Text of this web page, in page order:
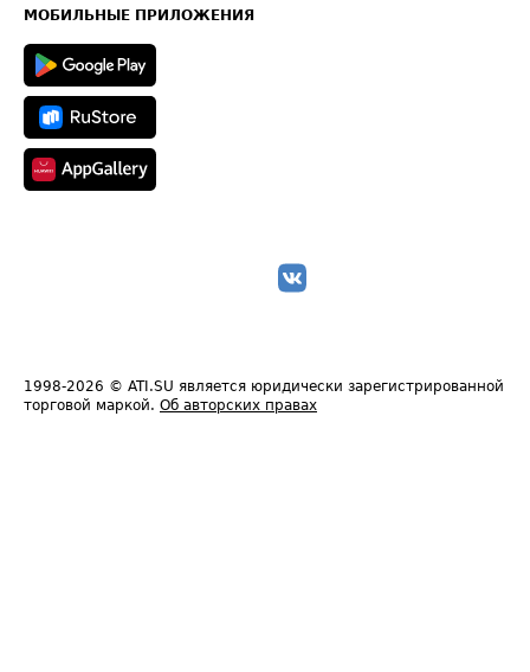
Техническая информация
МОБИЛЬНЫЕ ПРИЛОЖЕНИЯ
1998-2026 © ATI.SU является юридически зарегистрированной
торговой маркой. Об авторских правах